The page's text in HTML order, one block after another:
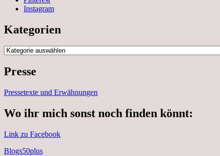
Instagram
Kategorien
Kategorien
Presse
Pressetexte und Erwähnungen
Wo ihr mich sonst noch finden könnt:
Link zu Facebook
Blogs50plus